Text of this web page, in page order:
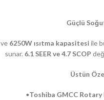
Güçlü
ve 6250W ısıtma kapasitesi ile
sunar. 6.1 SEER ve 4.7 SCOP
Üstün
•Toshiba GMCC